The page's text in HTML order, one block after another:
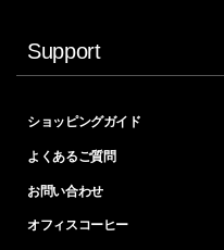
Support
ショッピングガイド
よくあるご質問
お問い合わせ
オフィスコーヒー